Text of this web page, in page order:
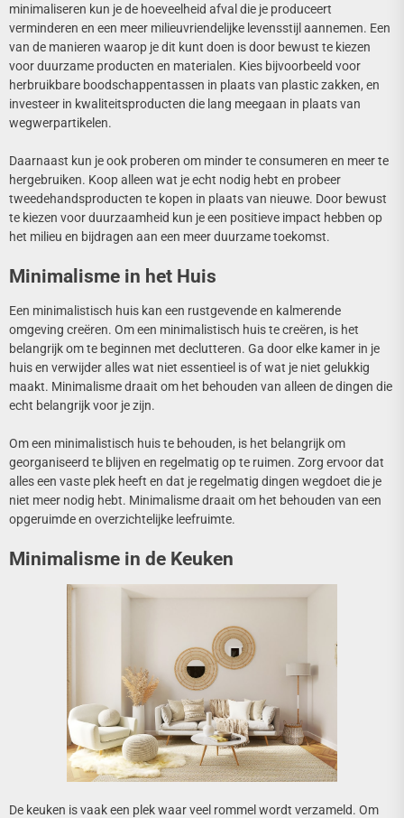
minimaliseren kun je de hoeveelheid afval die je produceert
verminderen en een meer milieuvriendelijke levensstijl aannemen. Een
van de manieren waarop je dit kunt doen is door bewust te kiezen
voor duurzame producten en materialen. Kies bijvoorbeeld voor
herbruikbare boodschappentassen in plaats van plastic zakken, en
investeer in kwaliteitsproducten die lang meegaan in plaats van
wegwerpartikelen.
Daarnaast kun je ook proberen om minder te consumeren en meer te
hergebruiken. Koop alleen wat je echt nodig hebt en probeer
tweedehandsproducten te kopen in plaats van nieuwe. Door bewust
te kiezen voor duurzaamheid kun je een positieve impact hebben op
het milieu en bijdragen aan een meer duurzame toekomst.
Minimalisme in het Huis
Een minimalistisch huis kan een rustgevende en kalmerende
omgeving creëren. Om een minimalistisch huis te creëren, is het
belangrijk om te beginnen met declutteren. Ga door elke kamer in je
huis en verwijder alles wat niet essentieel is of wat je niet gelukkig
maakt. Minimalisme draait om het behouden van alleen de dingen die
echt belangrijk voor je zijn.
Om een minimalistisch huis te behouden, is het belangrijk om
georganiseerd te blijven en regelmatig op te ruimen. Zorg ervoor dat
alles een vaste plek heeft en dat je regelmatig dingen wegdoet die je
niet meer nodig hebt. Minimalisme draait om het behouden van een
opgeruimde en overzichtelijke leefruimte.
Minimalisme in de Keuken
De keuken is vaak een plek waar veel rommel wordt verzameld. Om